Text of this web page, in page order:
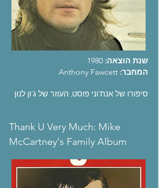
שנת הוצאה:
המחבר:
סיפורו של אנת'וני פוסט, העוזר של ג'ון לנון
Thank U Very Much: Mike
McCartney's Family Album